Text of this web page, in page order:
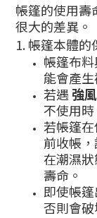
帳篷的使用壽
很大的差異。
1. 帳篷本體的
帳篷布
能會產生
若遇強
不使用
若帳篷
前收帳
在潮濕
壽命。
即使帳
否則會破